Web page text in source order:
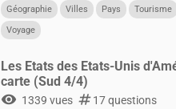
Géographie Villes Pays
Tourisme
Voyage
Les Etats des Etats-Unis
carte (Sud 4/4)
visibility 1339 vues numbers17 questions